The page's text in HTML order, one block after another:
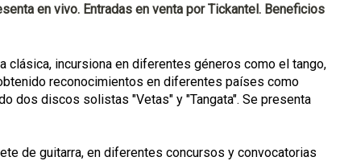
en vivo. Entradas en venta por Tickantel. Beneficios
incursiona en diferentes géneros como el tango,
reconocimientos en diferentes países como
dos discos solistas "Vetas" y "Tangata". Se presenta
de guitarra, en diferentes concursos y convocatorias